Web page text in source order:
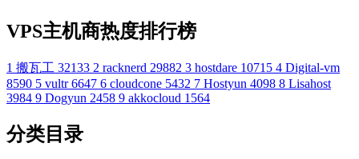
VPS主机商热度排行榜
1 搬瓦工 32133 2 racknerd 29882 3 hostdare 10715 4 Digital-vm
8590 5 vultr 6647 6 cloudcone 5432 7 Hostyun 4098 8 Lisahost
3984 9 Dogyun 2458 9 akkocloud 1564
分类目录